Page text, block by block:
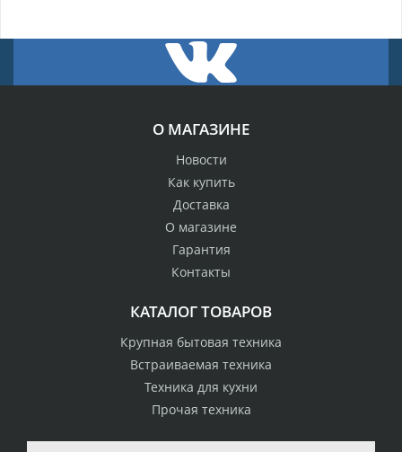
О МАГАЗИНЕ
Новости
Как купить
Доставка
О магазине
Гарантия
Контакты
КАТАЛОГ ТОВАРОВ
Крупная бытовая техника
Встраиваемая техника
Техника для кухни
Прочая техника